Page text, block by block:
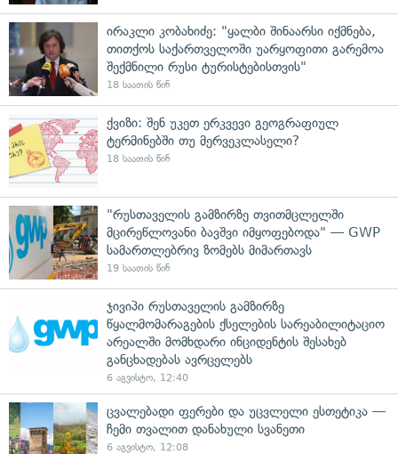
ირაკლი კობახიძე: "ყალბი შინაარსი იქმნება,
თითქოს საქართველოში უარყოფითი გარემოა
შექმნილი რუსი ტურისტებისთვის"
18 საათის წინ
ქვიზი: შენ უკეთ ერკვევი გეოგრაფიულ
ტერმინებში თუ მერვეკლასელი?
18 საათის წინ
"რუსთაველის გამზირზე თვითმცლელში
მცირეწლოვანი ბავშვი იმყოფებოდა" — GWP
სამართლებრივ ზომებს მიმართავს
19 საათის წინ
ჯივიპი რუსთაველის გამზირზე
წყალმომარაგების ქსელების სარეაბილიტაციო
არეალში მომხდარი ინციდენტის შესახებ
განცხადებას ავრცელებს
6 აგვისტო, 12:40
ცვალებადი ფერები და უცვლელი ესთეტიკა —
ჩემი თვალით დანახული სვანეთი
6 აგვისტო, 12:08